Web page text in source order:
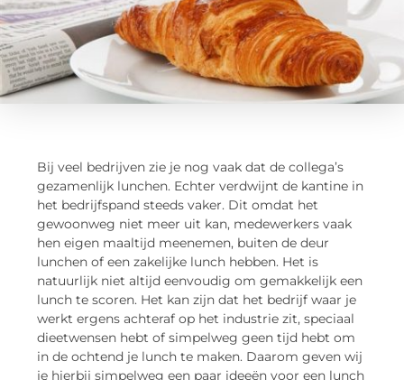
Bij veel bedrijven zie je nog vaak dat de collega’s
gezamenlijk lunchen. Echter verdwijnt de kantine in
het bedrijfspand steeds vaker. Dit omdat het
gewoonweg niet meer uit kan, medewerkers vaak
hen eigen maaltijd meenemen, buiten de deur
lunchen of een zakelijke lunch hebben. Het is
natuurlijk niet altijd eenvoudig om gemakkelijk een
lunch te scoren. Het kan zijn dat het bedrijf waar je
werkt ergens achteraf op het industrie zit, speciaal
dieetwensen hebt of simpelweg geen tijd hebt om
in de ochtend je lunch te maken. Daarom geven wij
je hierbij simpelweg een paar ideeën voor een lunch